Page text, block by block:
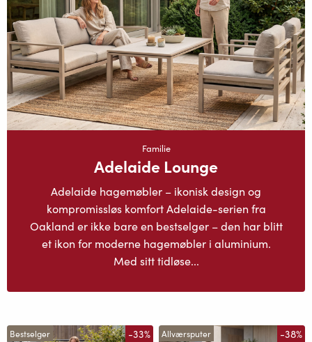
Familie
Adelaide Lounge
Adelaide hagemøbler – ikonisk design og
kompromissløs komfort Adelaide-serien fra
Oakland er ikke bare en bestselger – den har blitt
et ikon for moderne hagemøbler i aluminium.
Med sitt tidløse...
Bestselger -33% Allværsputer -38%